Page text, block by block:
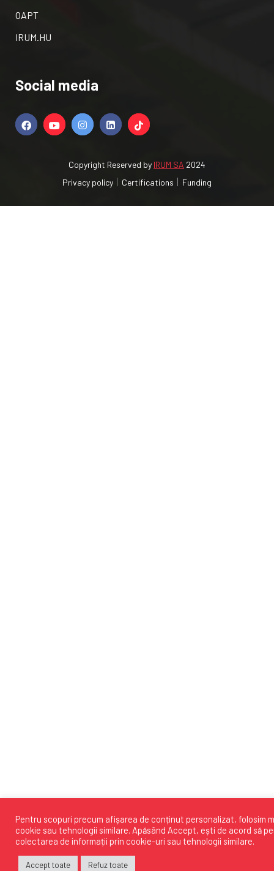
OAPT
IRUM.HU
Social media
Copyright Reserved by IRUM SA 2024
Privacy policy
Certifications Funding
Pentru scopuri precum afișarea de conținut personalizat, folosim
cookie sau tehnologii similare. Apăsând Accept, ești de acord să
colectarea de informații prin cookie-uri sau tehnologii similare.
Accept toate Refuz toate